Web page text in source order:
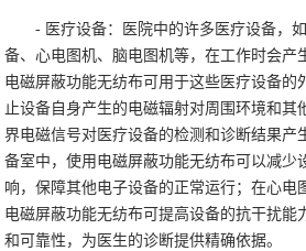
- 医疗设备：医院中的许多医疗设备，
备、心电图机、脑电图机等，在工作时会产
电磁屏蔽功能无纺布可用于这些医疗设备的
止设备自身产生的电磁辐射对周围环境和其
界电磁信号对医疗设备的检测和诊断结果产
备室中，使用电磁屏蔽功能无纺布可以减少
响，保障其他电子设备的正常运行；在心电
电磁屏蔽功能无纺布可提高设备的抗干扰能
和可靠性，为医生的诊断提供精确依据。